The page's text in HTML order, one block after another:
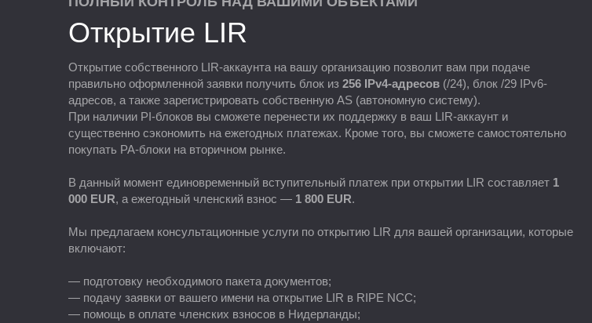
Открытие LIR
Открытие собственного LIR-аккаунта на вашу организацию позволит вам при подаче
правильно оформленной заявки получить блок из 256 IPv4-адресов (/24), блок /29 IPv6-
адресов, а также зарегистрировать собственную AS (автономную систему).
При наличии PI-блоков вы сможете перенести их поддержку в ваш LIR-аккаунт и
существенно сэкономить на ежегодных платежах. Кроме того, вы сможете самостоятельно
покупать PA-блоки на вторичном рынке.
В данный момент единовременный вступительный платеж при открытии LIR составляет 1
000 EUR, а ежегодный членский взнос — 1 800 EUR.
Мы предлагаем консультационные услуги по открытию LIR для вашей организации, которые
включают:
— подготовку необходимого пакета документов;
— подачу заявки от вашего имени на открытие LIR в RIPE NCC;
— помощь в оплате членских взносов в Нидерланды;